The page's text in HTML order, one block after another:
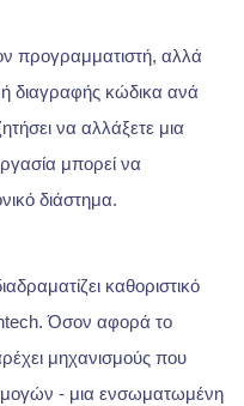
προγραμματιστή, αλλά
ή διαγραφής κώδικα ανά
να αλλάξετε μια
μπορεί να
διάστημα.
καθοριστικό
Όσον αφορά το
μηχανισμούς που
- μια ενσωματωμένη